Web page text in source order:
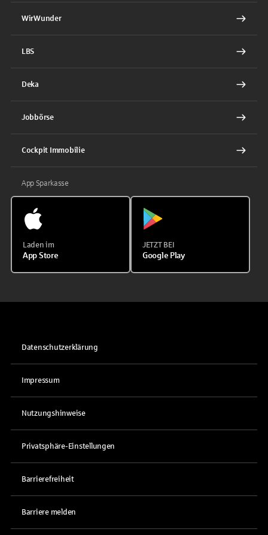
WirWunder
LBS
Deka
Jobbörse
Cockpit Immobilie
App Sparkasse
Laden im
App Store
JETZT BEI
Google Play
Datenschutzerklärung
Impressum
Nutzungshinweise
Privatsphäre-Einstellungen
Barrierefreiheit
Barriere melden